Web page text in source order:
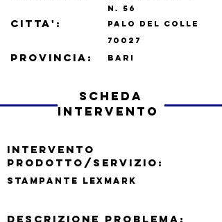
INTERVENTO
PRODOTTO/SERVIZIO:
STAMPANTE LEXMARK
DESCRIZIONE PROBLEMA:
scheda
intervento
CITTA':
N. 56
PALO DEL COLLE
70027
PROVINCIA: BARI